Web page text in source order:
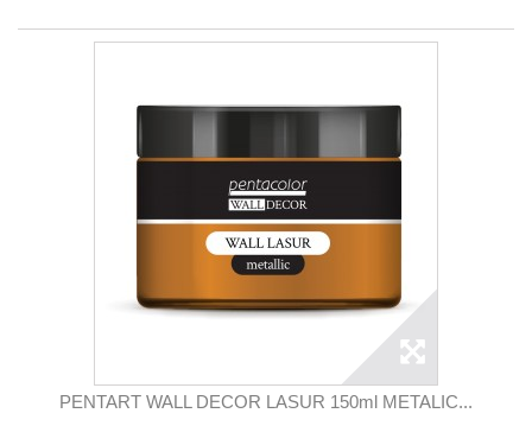
PENTART WALL DECOR LASUR 150ml METALIC...